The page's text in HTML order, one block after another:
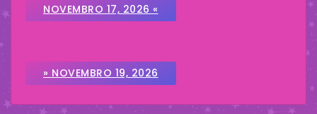
NOVEMBRO 17, 2026 «
» NOVEMBRO 19, 2026